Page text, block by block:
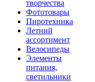
творчества
Фототовары
Пиротехника
Летний
ассортимент
Велосипеды
Элементы
питания,
светильники